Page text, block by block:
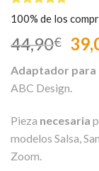
Valorado
5.00 sobre
5 basado
en
2
de clientes
100% de los
44,90€ El
era:
Adaptador para
ABC Design.
Pieza necesaria
modelos Salsa,
Zoom.